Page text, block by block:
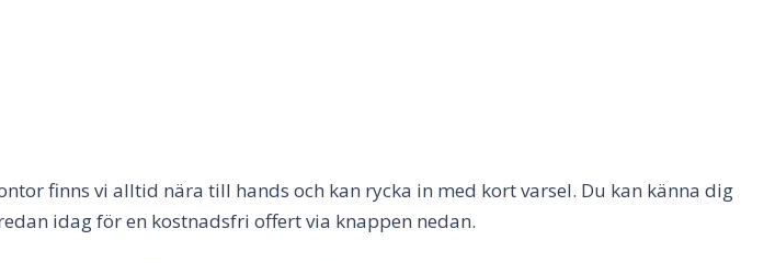
finns vi alltid nära till hands och kan rycka in med kort varsel. Du kan känna dig
idag för en kostnadsfri offert via knappen nedan.